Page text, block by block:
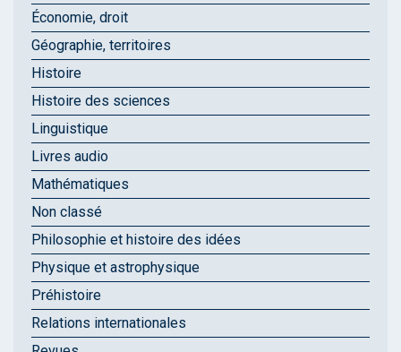
Économie, droit
Géographie, territoires
Histoire
Histoire des sciences
Linguistique
Livres audio
Mathématiques
Non classé
Philosophie et histoire des idées
Physique et astrophysique
Préhistoire
Relations internationales